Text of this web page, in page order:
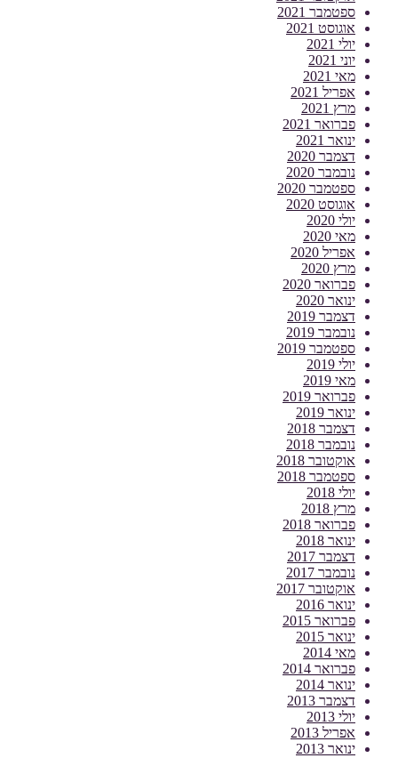
ספטמבר 2021
אוגוסט 2021
יולי 2021
יוני 2021
מאי 2021
אפריל 2021
מרץ 2021
פברואר 2021
ינואר 2021
דצמבר 2020
נובמבר 2020
ספטמבר 2020
אוגוסט 2020
יולי 2020
מאי 2020
אפריל 2020
מרץ 2020
פברואר 2020
ינואר 2020
דצמבר 2019
נובמבר 2019
ספטמבר 2019
יולי 2019
מאי 2019
פברואר 2019
ינואר 2019
דצמבר 2018
נובמבר 2018
אוקטובר 2018
ספטמבר 2018
יולי 2018
מרץ 2018
פברואר 2018
ינואר 2018
דצמבר 2017
נובמבר 2017
אוקטובר 2017
ינואר 2016
פברואר 2015
ינואר 2015
מאי 2014
פברואר 2014
ינואר 2014
דצמבר 2013
יולי 2013
אפריל 2013
ינואר 2013